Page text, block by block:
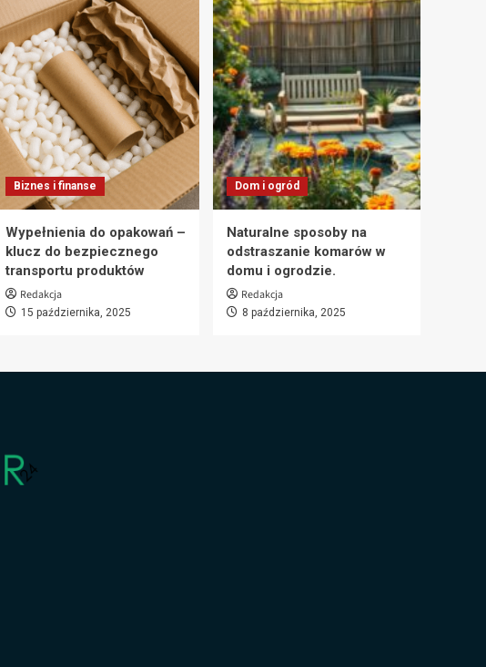
Biznes i finanse
Wypełnienia do opakowań –
klucz do bezpiecznego
transportu produktów
Redakcja
15 października, 2025
Dom i ogród
Naturalne sposoby na
odstraszanie komarów w
domu i ogrodzie.
Redakcja
8 października, 2025